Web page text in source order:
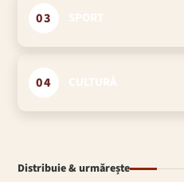
03
04
Distribuie & urmărește